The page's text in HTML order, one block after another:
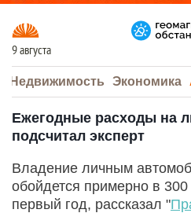
9 августа
Недвижимость Экономика
Ежегодные расходы на
подсчитал эксперт
Владение личным
обойдется примерно в
первый год, рассказал "